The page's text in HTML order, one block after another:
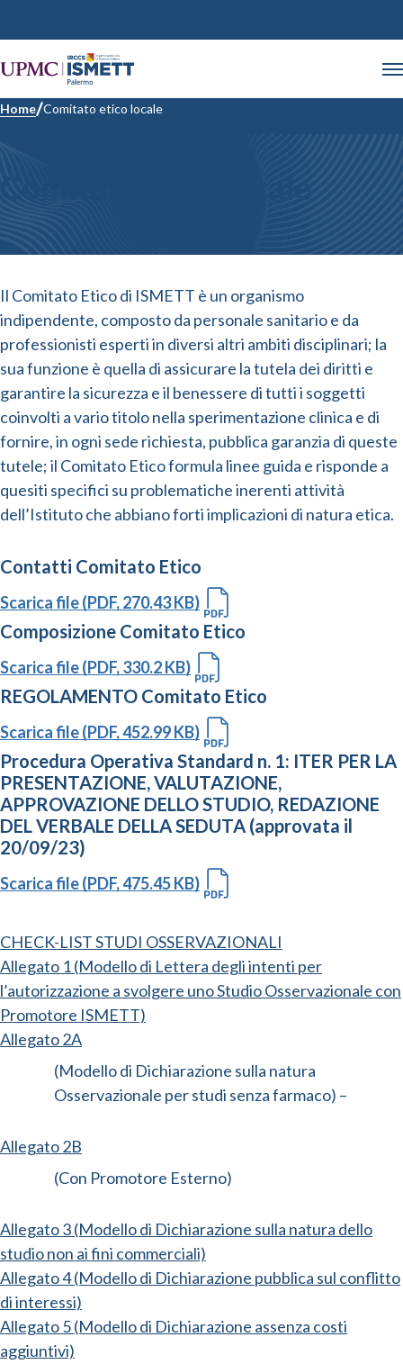
Home Comitato etico locale
Il Comitato Etico di ISMETT è un organismo
indipendente, composto da personale sanitario e da
professionisti esperti in diversi altri ambiti disciplinari; la
sua funzione è quella di assicurare la tutela dei diritti e
garantire la sicurezza e il benessere di tutti i soggetti
coinvolti a vario titolo nella sperimentazione clinica e di
fornire, in ogni sede richiesta, pubblica garanzia di queste
tutele; il Comitato Etico formula linee guida e risponde a
quesiti specifici su problematiche inerenti attività
dell’Istituto che abbiano forti implicazioni di natura etica.
Contatti Comitato Etico
Scarica file (PDF, 270.43 KB)
Composizione Comitato Etico
Scarica file (PDF, 330.2 KB)
REGOLAMENTO Comitato Etico
Scarica file (PDF, 452.99 KB)
Procedura Operativa Standard n. 1: ITER PER LA
PRESENTAZIONE, VALUTAZIONE,
APPROVAZIONE DELLO STUDIO, REDAZIONE
DEL VERBALE DELLA SEDUTA (approvata il
20/09/23)
Scarica file (PDF, 475.45 KB)
CHECK-LIST STUDI OSSERVAZIONALI
Allegato 1 (Modello di Lettera degli intenti per
l’autorizzazione a svolgere uno Studio Osservazionale con
Promotore ISMETT)
Allegato 2A
(Modello di Dichiarazione sulla natura
Osservazionale per studi senza farmaco) –
Allegato 2B
(Con Promotore Esterno)
Allegato 3 (Modello di Dichiarazione sulla natura dello
studio non ai fini commerciali)
Allegato 4 (Modello di Dichiarazione pubblica sul conflitto
di interessi)
Allegato 5 (Modello di Dichiarazione assenza costi
aggiuntivi)